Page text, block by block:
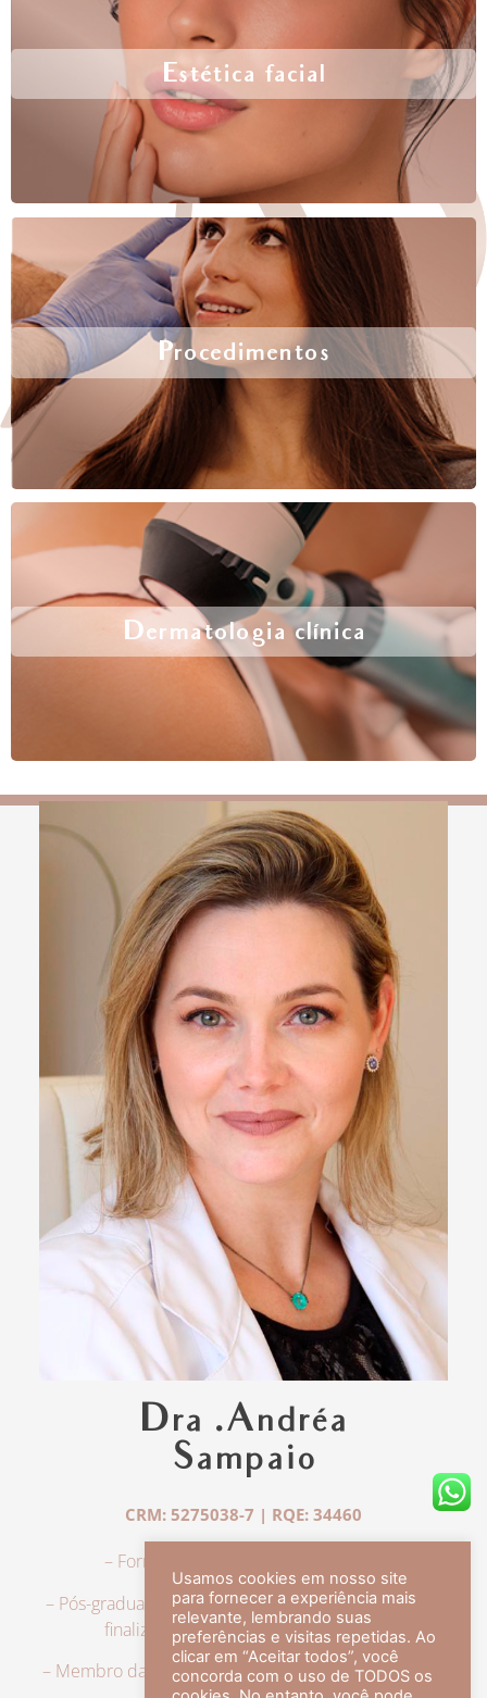
Estética facial
Procedimentos
Dermatologia clínica
Dra .Andréa
Sampaio
CRM: 5275038-7 | RQE: 34460
– Formação em Medicina pela UFRJ.
– Pós-graduação em Dermatologia pela UFRJ, tendo
finalizado a especialização em 2007.
– Membro da Sociedade Brasileira de Dermatologia,
Usamos cookies em nosso site
para fornecer a experiência mais
relevante, lembrando suas
preferências e visitas repetidas. Ao
clicar em “Aceitar todos”, você
concorda com o uso de TODOS os